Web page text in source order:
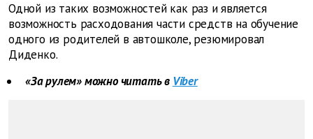
Одной из таких возможностей как раз и является
возможность расходования части средств на обучение
одного из родителей в автошколе, резюмировал
Диденко.
«За рулем» можно читать в Viber